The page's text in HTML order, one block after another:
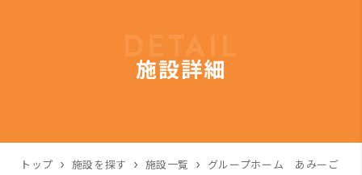
施設詳細
トップ 施設を探す 施設一覧
グループホーム あみーご